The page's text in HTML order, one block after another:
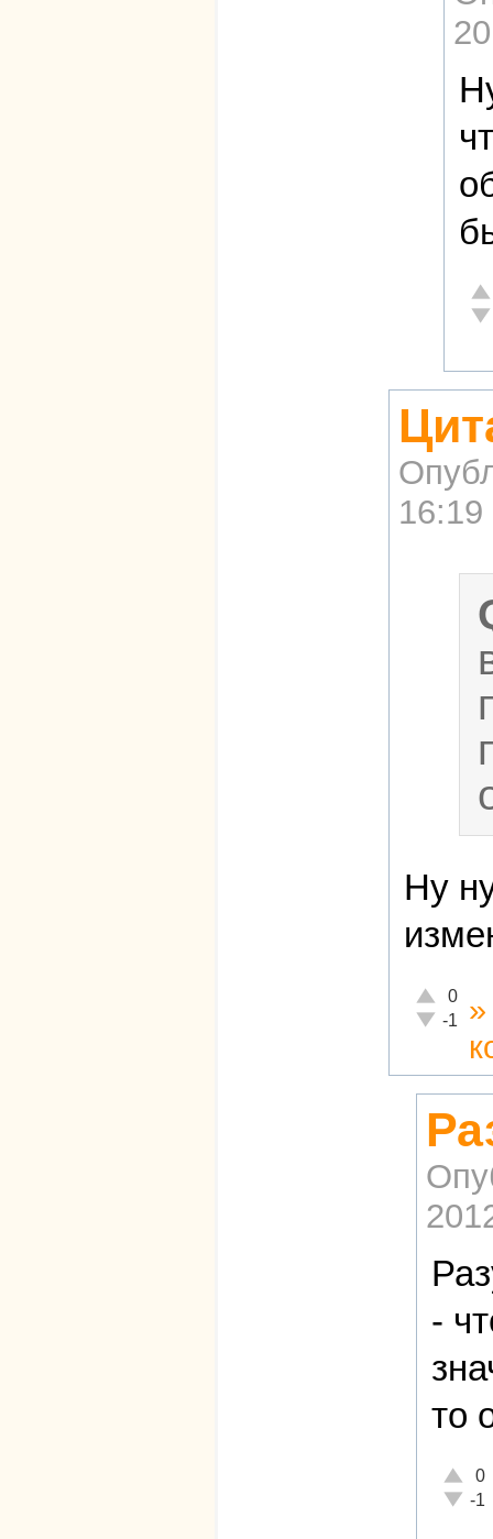
16:19
Ну
Отлично!
0
-1
-
то
0
-1